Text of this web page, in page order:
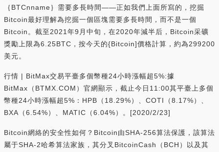
｛BTCnname｝需要多長時間——正如我們上面所寫的，挖掘
Bitcoin最好理解為挖掘一個區塊需要多長時間，而不是一個
Bitcoin。截至2021年9月中旬，在2020年減半后，Bitcoin采礦
獎勵上限為6.25BTC，按今天的{Bitcoin]價格計算，約為299200
美元。
行情 | BitMax交易平臺多個幣種24小時漲幅超5%:據
BitMax（BTMX.COM）官網顯示，截止今日11:00其平臺上多個
幣種24小時漲幅超5%：HPB（18.29%）、COTI（8.17%）、
BXA（6.54%）、MATIC（6.04%）。[2020/2/23]
Bitcoin網絡的安全性如何？Bitcoin由SHA-256算法保護，該算法
屬于SHA-2哈希算法家族，其分叉BitcoinCash（BCH）以及其